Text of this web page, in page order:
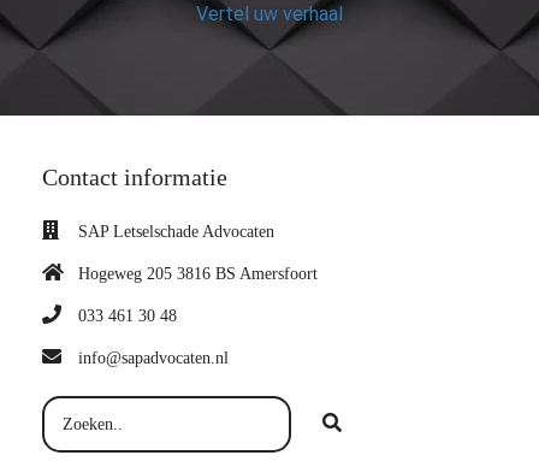
Vertel uw verhaal
Contact informatie
SAP Letselschade Advocaten
Hogeweg 205 3816 BS Amersfoort
033 461 30 48
info@sapadvocaten.nl